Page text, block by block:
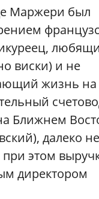
Маржери был
виски) и не
жизнь на
Ближнем
далеко
этом
директором